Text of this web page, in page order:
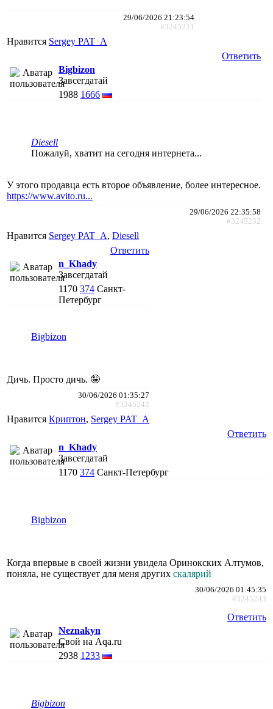
29/06/2026 21:23:54
#3245231
Нравится Sergey PAT_A
Ответить
Bigbizon
Завсегдатай
1988 1666
Diesell
Пожалуй, хватит на сегодня интернета...
У этого продавца есть второе объявление, более интересное.
https://www.avito.ru...
29/06/2026 22:35:58
#3245232
Нравится Sergey PAT_A, Diesell
Ответить
n_Khady
Завсегдатай
1170 374 Санкт-
Петербург
Bigbizon
Дичь. Просто дичь. 🤪
30/06/2026 01:35:27
#3245242
Нравится Криптон, Sergey PAT_A
Ответить
n_Khady
Завсегдатай
1170 374 Санкт-Петербург
Bigbizon
Когда впервые в своей жизни увидела Оринокских Алтумов,
поняла, не существует для меня других скалярий
30/06/2026 01:45:35
#3245243
Ответить
Neznakyn
Свой на Aqa.ru
2938 1233
Bigbizon